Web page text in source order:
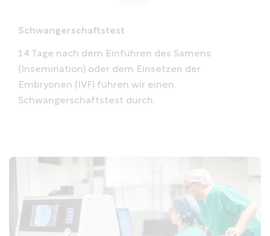
Schwangerschaftstest
14 Tage nach dem Einführen des Samens
(Insemination) oder dem Einsetzen der
Embryonen (IVF) führen wir einen
Schwangerschaftstest durch.